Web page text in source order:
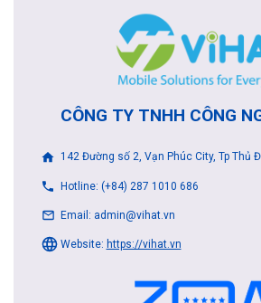
Website: https://vihat.vn
Email: admin@vihat.vn
Hotline: (+84) 287 1010 686
142 Đường số 2, Vạn Phúc City, Tp Thủ
CÔNG TY TNHH CÔNG